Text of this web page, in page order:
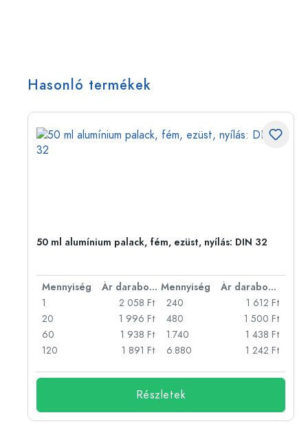
Hasonló termékek
50 ml alumínium palack, fém, ezüst, nyílás: DIN 32
Mennyiség Ár darabonként Mennyiség
Ár darabonként
1
2 058 Ft
20
1 996 Ft
60
1 938 Ft
120
1 891 Ft
240
1 612 Ft
480
1 500 Ft
1.740
1 438 Ft
6.880
1 242 Ft
Részletek